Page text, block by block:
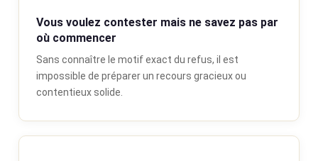
Vous voulez contester mais ne savez pas par
où commencer
Sans connaître le motif exact du refus, il est
impossible de préparer un recours gracieux ou
contentieux solide.